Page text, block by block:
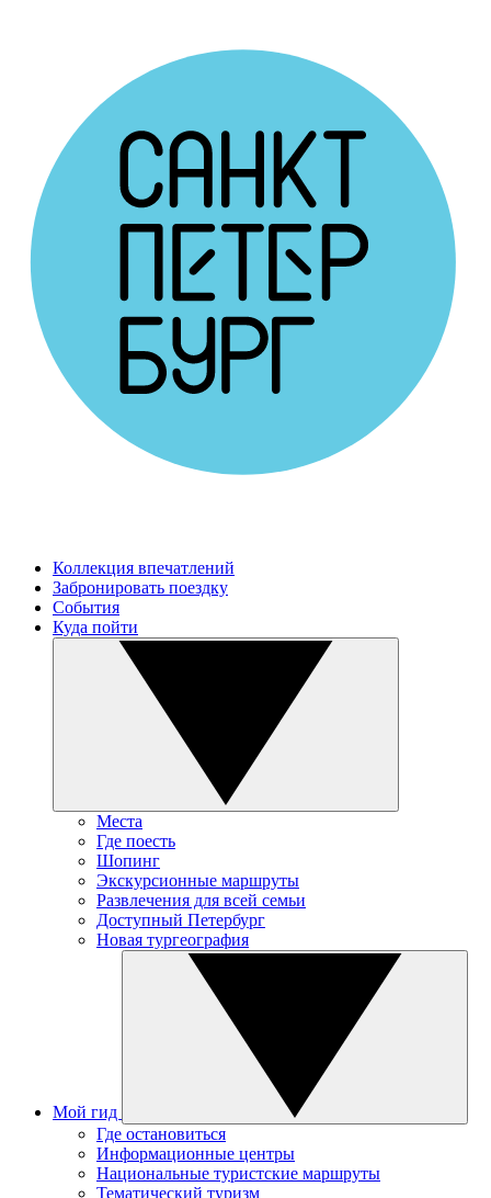
Коллекция впечатлений
Забронировать поездку
События
Куда пойти
Места
Где поесть
Шопинг
Экскурсионные маршруты
Развлечения для всей семьи
Доступный Петербург
Новая тургеография
Мой гид
Где остановиться
Информационные центры
Национальные туристские маршруты
Тематический туризм